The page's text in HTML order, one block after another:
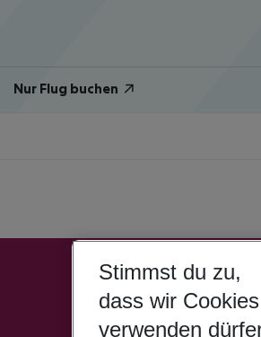
Nur Flug buchen
Stimmst du zu,
dass wir Cookies
verwenden